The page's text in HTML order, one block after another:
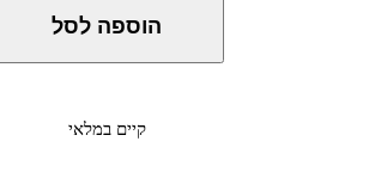
-
was
הוספה לסל
קיים במלאי